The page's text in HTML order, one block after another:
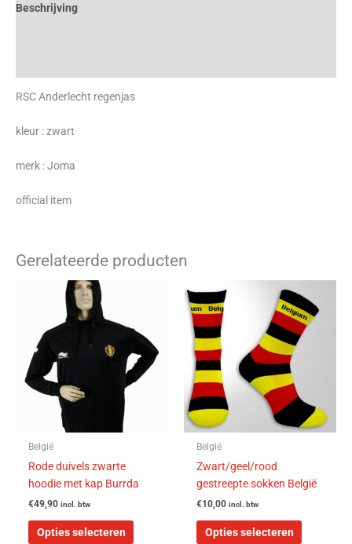
Beschrijving
RSC Anderlecht regenjas
kleur : zwart
merk : Joma
official item
Gerelateerde producten
België
Rode duivels zwarte
hoodie met kap Burrda
€49,90 incl. btw
Opties selecteren
meerdere
variaties.
Deze
België
Zwart/geel/rood
gestreepte sokken België
€10,00 incl. btw
Opties selecteren
product
heeft
meerdere
kan
gekozen
de